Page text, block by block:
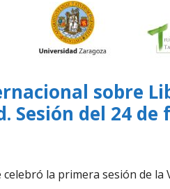
sobre
Sesión del 24 de
la primera sesión de